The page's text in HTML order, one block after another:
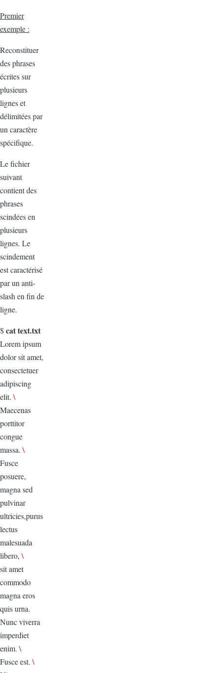
Premier
exemple :
Reconstituer
des phrases
écrites sur
plusieurs
lignes et
délimitées par
un caractère
spécifique.
Le fichier
suivant
contient des
phrases
scindées en
plusieurs
lignes. Le
scindement
est caractérisé
par un anti-
slash en fin de
ligne.
$cat text.txt
Lorem ipsum
dolor sit amet,
consectetuer
adipiscing
elit. \
Maecenas
porttitor
congue
massa. \
Fusce
posuere,
magna sed
pulvinar
ultricies,purus
lectus
malesuada
libero, \
sit amet
commodo
magna eros
quis urna.
Nunc viverra
imperdiet
enim. \
Fusce est. \